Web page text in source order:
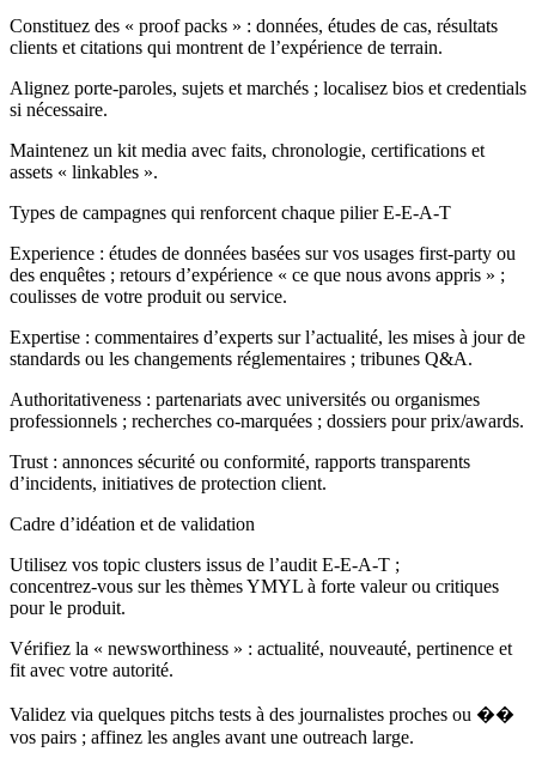
Constituez des « proof packs » : données, études de cas, résultats
clients et citations qui montrent de l’expérience de terrain.
Alignez porte-paroles, sujets et marchés ; localisez bios et credentials
si nécessaire.
Maintenez un kit media avec faits, chronologie, certifications et
assets « linkables ».
Types de campagnes qui renforcent chaque pilier E-E-A-T
Experience : études de données basées sur vos usages first‑party ou
des enquêtes ; retours d’expérience « ce que nous avons appris » ;
coulisses de votre produit ou service.
Expertise : commentaires d’experts sur l’actualité, les mises à jour de
standards ou les changements réglementaires ; tribunes Q&A.
Authoritativeness : partenariats avec universités ou organismes
professionnels ; recherches co‑marquées ; dossiers pour prix/awards.
Trust : annonces sécurité ou conformité, rapports transparents
d’incidents, initiatives de protection client.
Cadre d’idéation et de validation
Utilisez vos topic clusters issus de l’audit E‑E‑A‑T ;
concentrez‑vous sur les thèmes YMYL à forte valeur ou critiques
pour le produit.
Vérifiez la « newsworthiness » : actualité, nouveauté, pertinence et
fit avec votre autorité.
Validez via quelques pitchs tests à des journalistes proches ou ��
vos pairs ; affinez les angles avant une outreach large.